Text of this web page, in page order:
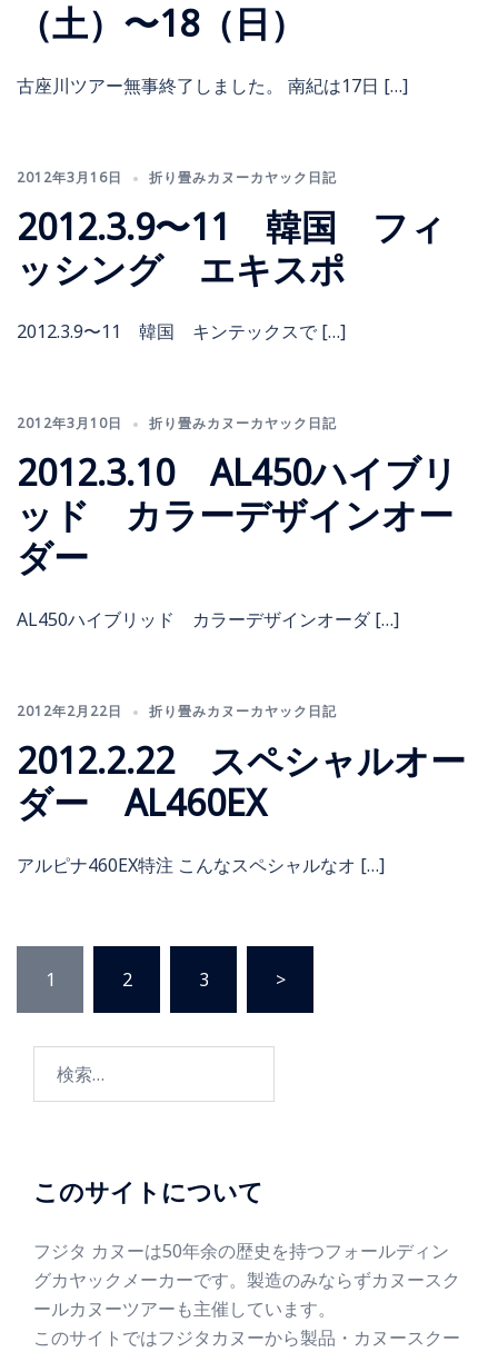
（土）〜18（日）
古座川ツアー無事終了しました。 南紀は17日 […]
2012年3月16日 折り畳みカヌーカヤック日記
2012.3.9〜11 韓国 フィ
ッシング エキスポ
2012.3.9〜11 韓国 キンテックスで […]
2012年3月10日 折り畳みカヌーカヤック日記
2012.3.10 AL450ハイブリ
ッド カラーデザインオー
ダー
AL450ハイブリッド カラーデザインオーダ […]
2012年2月22日 折り畳みカヌーカヤック日記
2012.2.22 スペシャルオー
ダー AL460EX
アルピナ460EX特注 こんなスペシャルなオ […]
1 2 3 >
このサイトについて
フジタ カヌーは50年余の歴史を持つフォールディン
グカヤックメーカーです。製造のみならずカヌースク
ールカヌーツアーも主催しています。
このサイトではフジタカヌーから製品・カヌースクー